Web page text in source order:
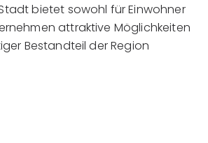
bietet sowohl für Einwohner
attraktive Möglichkeiten
Bestandteil der Region